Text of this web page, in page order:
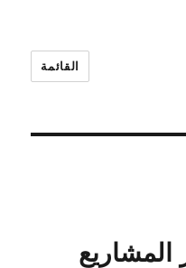
القائمة
المشاريع